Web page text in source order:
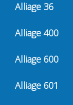
Alliage 36
Alliage 400
Alliage 600
Alliage 601